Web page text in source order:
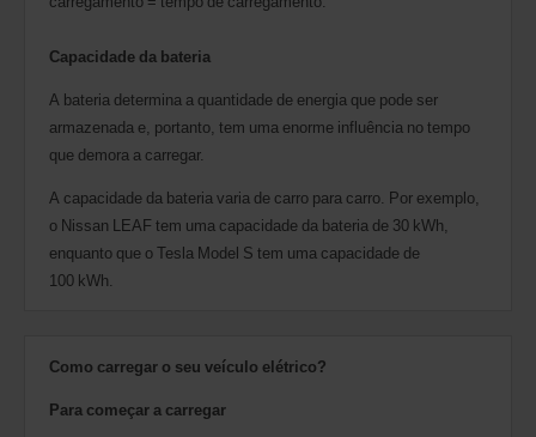
Capacidade da bateria
A bateria determina a quantidade de energia que pode ser
armazenada e, portanto, tem uma enorme influência no tempo
que demora a carregar.
A capacidade da bateria varia de carro para carro. Por exemplo,
o Nissan LEAF tem uma capacidade da bateria de 30 kWh,
enquanto que o Tesla Model S tem uma capacidade de
100 kWh.
Como carregar o seu veículo elétrico?
Para começar a carregar